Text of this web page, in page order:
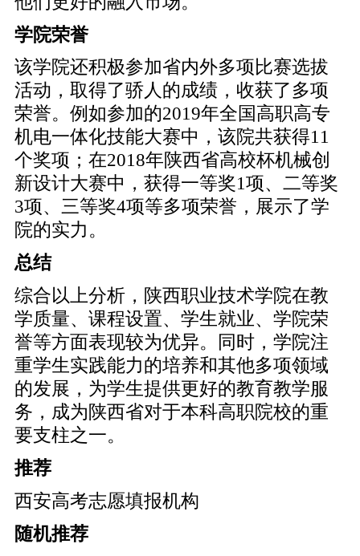
学院荣誉
该学院还积极参加省内外多项比赛选拔
活动，取得了骄人的成绩，收获了多项
荣誉。例如参加的2019年全国高职高专
机电一体化技能大赛中，该院共获得11
个奖项；在2018年陕西省高校杯机械创
新设计大赛中，获得一等奖1项、二等奖
3项、三等奖4项等多项荣誉，展示了学
院的实力。
总结
综合以上分析，陕西职业技术学院在教
学质量、课程设置、学生就业、学院荣
誉等方面表现较为优异。同时，学院注
重学生实践能力的培养和其他多项领域
的发展，为学生提供更好的教育教学服
务，成为陕西省对于本科高职院校的重
要支柱之一。
推荐
西安高考志愿填报机构
随机推荐